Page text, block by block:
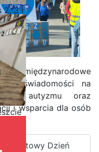
2, 3 i
to międzynarodowe
świadomości na
autyzmu oraz
i wsparcia dla osób
Światowy Dzień